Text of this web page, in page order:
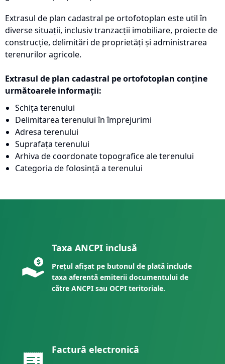
Extrasul de plan cadastral pe ortofotoplan este util în
diverse situații, inclusiv tranzacții imobiliare, proiecte de
construcție, delimitări de proprietăți și administrarea
terenurilor agricole.
Extrasul de plan cadastral pe ortofotoplan conține
următoarele informații:
Schița terenului
Delimitarea terenului în împrejurimi
Adresa terenului
Suprafața terenului
Arhiva de coordonate topografice ale terenului
Categoria de folosință a terenului
Taxa ANCPI inclusă
Prețul afișat pe butonul de plată include
taxa aferentă emiterii documentului de
către ANCPI sau OCPI teritoriale.
Factură electronică